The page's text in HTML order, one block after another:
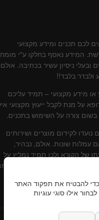
לכם תכנים ומידע מקצועי
המידע נאסף בחלקו ע"י
ניסיון עשיר בכתיבה. אולם
בלבד!!
או מידע מקצועי – תמיד עליכם
על מנת לקבל ייעוץ מקצועי
צורה על השימוש בתכנים.
לקידום מוצרים ושירותים
עמלות שונות. אולם, נבהיר,
של הקורא ולכן תמיד נמליץ על
עומדים בסטנרט איכותי
להבטיח את תפקוד האתר
אילו סוגי עוגיות